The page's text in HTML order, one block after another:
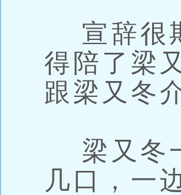
宣辞很
得陪了梁
跟梁又冬
梁又冬
几口，一